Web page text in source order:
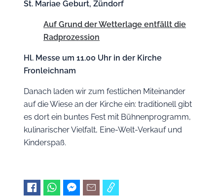
St. Mariae Geburt, Zündorf
Auf Grund der Wetterlage entfällt die
Radprozession
Hl. Messe um 11.00 Uhr in der Kirche
Fronleichnam
Danach laden wir zum festlichen Miteinander
auf die Wiese an der Kirche ein: traditionell gibt
es dort ein buntes Fest mit Bühnenprogramm,
kulinarischer Vielfalt, Eine-Welt-Verkauf und
Kinderspaß.